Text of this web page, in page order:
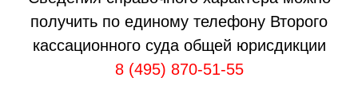
получить по единому телефону Второго
кассационного суда общей юрисдикции
8 (495) 870-51-55